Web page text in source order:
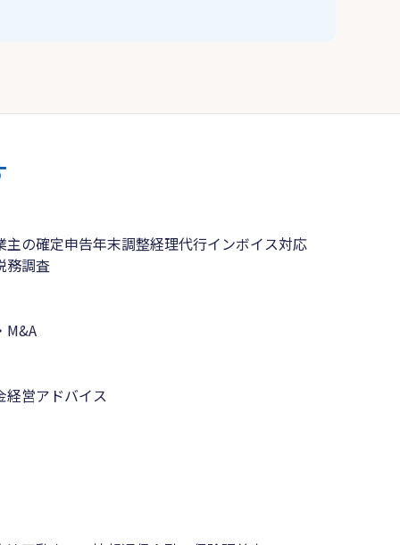
主の確定申告年末調整経理代行インボイス対応
務調査
M&A
経営アドバイス